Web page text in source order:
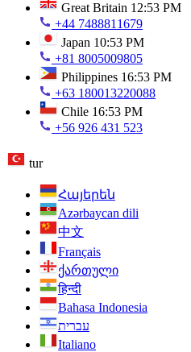
Great Britain 12:53 PM
+44 7488811679
Japan 10:53 PM
+81 8005009805
Philippines 16:53 PM
+63 180013220088
Chile 16:53 PM
+56 926 431 523
tur
Հայերեն
Azərbaycan dili
中文
Français
ქართული
हिन्दी
Bahasa Indonesia
עברית
Italiano